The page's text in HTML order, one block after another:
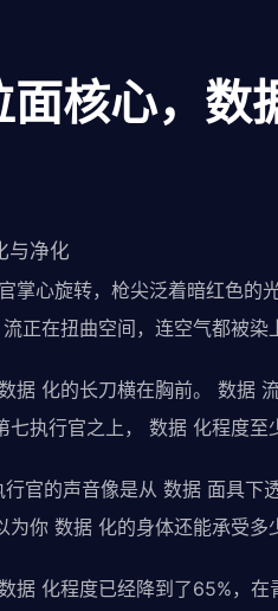
核心，数
与净化
掌心旋转，枪尖泛着暗红色的
正在扭曲空间，连空气都被染
据 化的长刀横在胸前。 数据
执行官之上， 数据 化程度至
官的声音像是从 数据 面具
为你 数据 化的身体还能承受多
据 化程度已经降到了65%，